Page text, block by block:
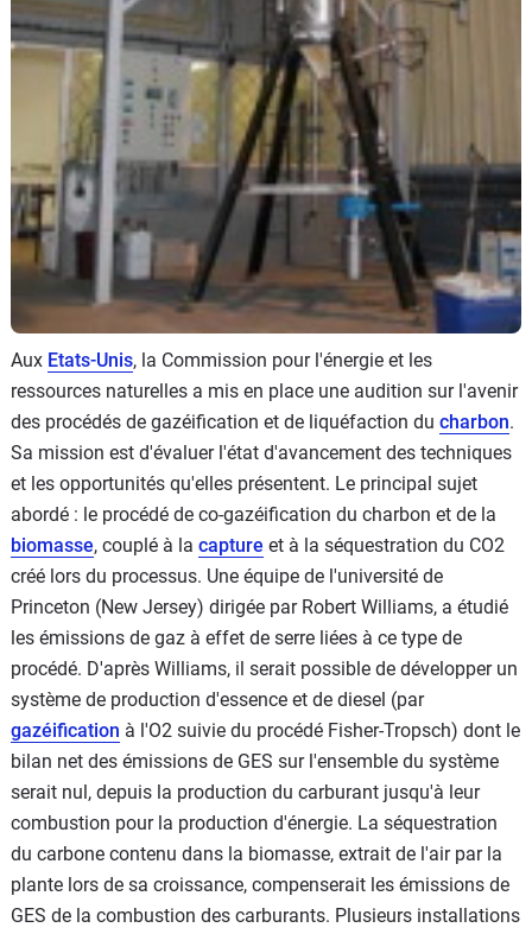
Aux Etats-Unis, la Commission pour l'énergie et les
ressources naturelles a mis en place une audition sur l'avenir
des procédés de gazéification et de liquéfaction du charbon.
Sa mission est d'évaluer l'état d'avancement des techniques
et les opportunités qu'elles présentent. Le principal sujet
abordé : le procédé de co-gazéification du charbon et de la
biomasse, couplé à la capture et à la séquestration du CO2
créé lors du processus. Une équipe de l'université de
Princeton (New Jersey) dirigée par Robert Williams, a étudié
les émissions de gaz à effet de serre liées à ce type de
procédé. D'après Williams, il serait possible de développer un
système de production d'essence et de diesel (par
gazéification à l'O2 suivie du procédé Fisher-Tropsch) dont le
bilan net des émissions de GES sur l'ensemble du système
serait nul, depuis la production du carburant jusqu'à leur
combustion pour la production d'énergie. La séquestration
du carbone contenu dans la biomasse, extrait de l'air par la
plante lors de sa croissance, compenserait les émissions de
GES de la combustion des carburants. Plusieurs installations